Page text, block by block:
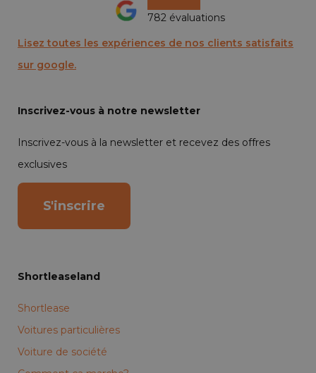
782 évaluations
Lisez toutes les expériences de nos clients satisfaits
sur google.
Inscrivez-vous à notre newsletter
Inscrivez-vous à la newsletter et recevez des offres
exclusives
S'inscrire
Shortleaseland
Shortlease
Voitures particulières
Voiture de société